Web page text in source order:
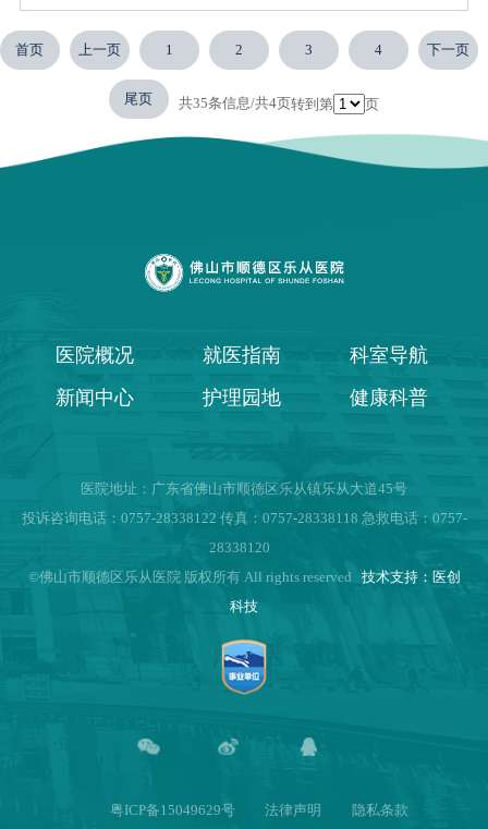
首页 上一页 1 2 3 4 下一页
尾页 共35条信息/共4页转到第 页
医院概况 就医指南
科室导航
新闻中心
护理园地 健康科普
医院地址：广东省佛山市顺德区乐从镇乐从大道45号
投诉咨询电话：0757-28338122 传真：0757-28338118 急救电话：0757-
28338120
©佛山市顺德区乐从医院 版权所有 All rights reserved 技术支持：医创
科技
粤ICP备15049629号 法律声明 隐私条款